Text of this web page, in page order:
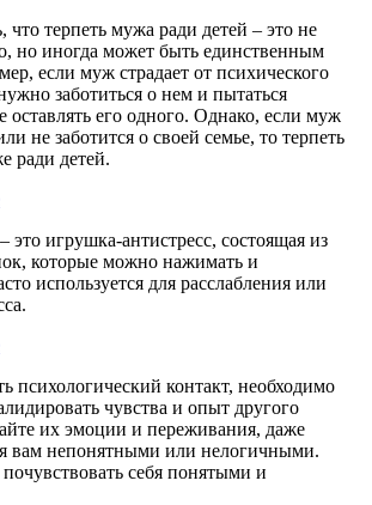
что терпеть мужа ради детей – это не
но иногда может быть единственным
если муж страдает от психического
заботиться о нем и пытаться
оставлять его одного. Однако, если муж
не заботится о своей семье, то терпеть
ради детей.
игрушка-антистресс, состоящая из
которые можно нажимать и
используется для расслабления или
психологический контакт, необходимо
чувства и опыт другого
их эмоции и переживания, даже
вам непонятными или нелогичными.
себя понятыми и